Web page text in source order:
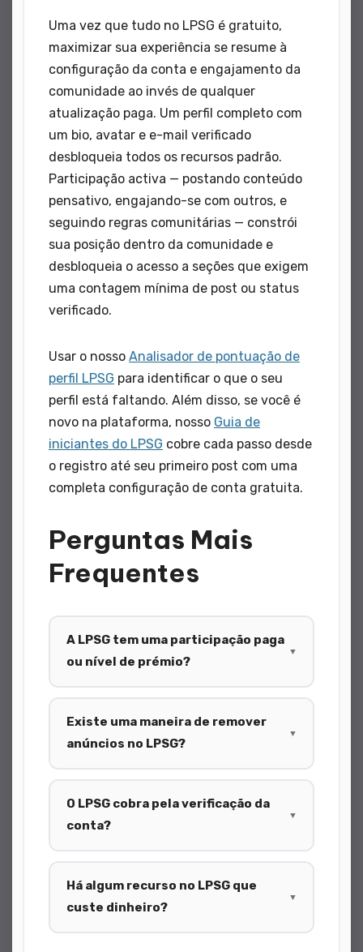
Uma vez que tudo no LPSG é gratuito,
maximizar sua experiência se resume à
configuração da conta e engajamento da
comunidade ao invés de qualquer
atualização paga. Um perfil completo com
um bio, avatar e e-mail verificado
desbloqueia todos os recursos padrão.
Participação activa — postando conteúdo
pensativo, engajando-se com outros, e
seguindo regras comunitárias — constrói
sua posição dentro da comunidade e
desbloqueia o acesso a seções que exigem
uma contagem mínima de post ou status
verificado.
Usar o nosso Analisador de pontuação de
perfil LPSG para identificar o que o seu
perfil está faltando. Além disso, se você é
novo na plataforma, nosso Guia de
iniciantes do LPSG cobre cada passo desde
o registro até seu primeiro post com uma
completa configuração de conta gratuita.
Perguntas Mais
Frequentes
A LPSG tem uma participação paga
ou nível de prémio?
▼
Existe uma maneira de remover
anúncios no LPSG?
▼
O LPSG cobra pela verificação da
conta?
▼
Há algum recurso no LPSG que
custe dinheiro?
▼